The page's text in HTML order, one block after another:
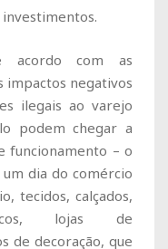
acordo com as
impactos negativos
ilegais ao varejo
podem chegar a
funcionamento – o
dia do comércio
tecidos, calçados,
lojas de
de decoração, que